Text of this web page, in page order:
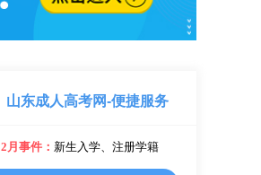
山东成人高考网-便捷服务
2月事件： 新生入学、注册学籍